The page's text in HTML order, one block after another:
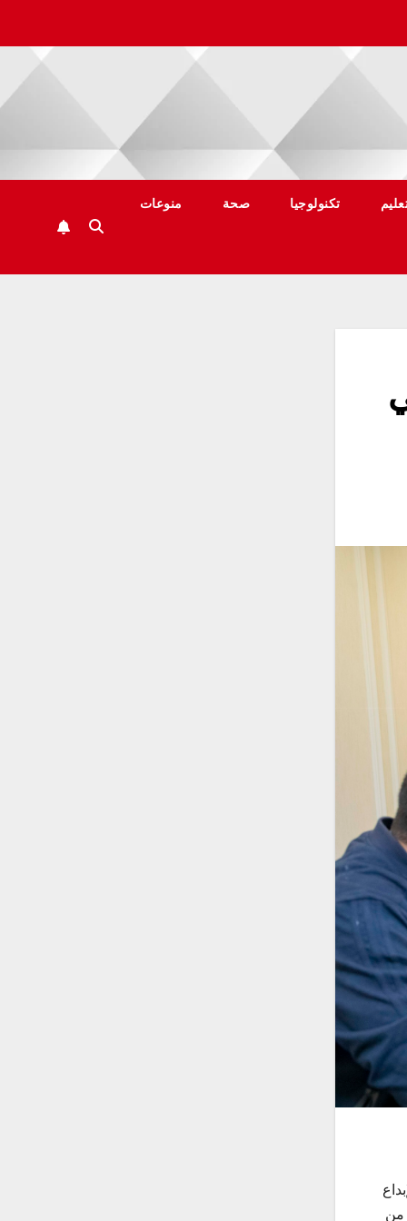
تكنولوجيا صحة منوعات
من